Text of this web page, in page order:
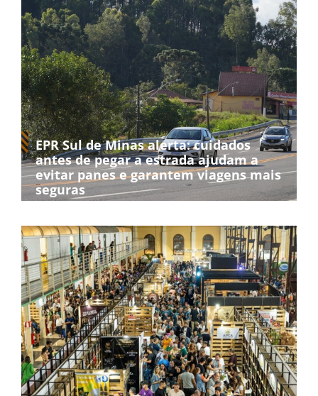
EPR Sul de Minas alerta: cuidados
antes de pegar a estrada ajudam a
evitar panes e garantem viagens mais
seguras